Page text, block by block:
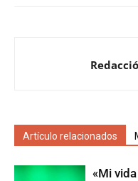
Artículo relacionados
«Mi